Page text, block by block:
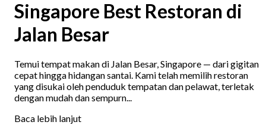
Singapore Best Restoran di
Jalan Besar
Temui tempat makan di Jalan Besar, Singapore — dari gigitan
cepat hingga hidangan santai. Kami telah memilih restoran
yang disukai oleh penduduk tempatan dan pelawat, terletak
dengan mudah dan sempurn...
Baca lebih lanjut